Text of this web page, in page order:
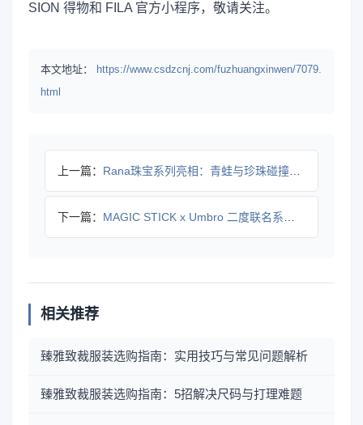
SION 得物和 FILA 官方小程序，敬请关注。
本文地址：
https://www.csdzcnj.com/fuzhuangxinwen/7079.
html
上一篇： Rana珠宝系列亮相：青蛙与珍珠碰撞诠释匠心美学
下一篇： MAGIC STICK x Umbro 二度联名系列上线，街
相关推荐
臻雅致裁服装选购指南：实用技巧与常见问题解析
臻雅致裁服装选购指南：5招解决尺码与打理难题